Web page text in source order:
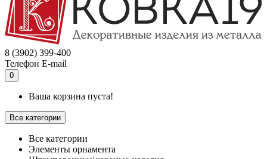
8 (3902) 399-400
Телефон E-mail
0
Ваша корзина пуста!
Все категории
Все категории
Элементы орнамента